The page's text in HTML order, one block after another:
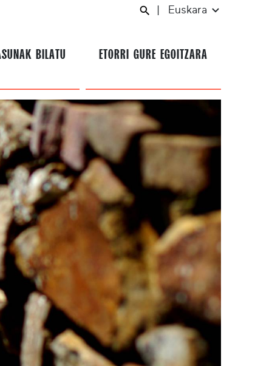
Euskara
BILATU ETORRI GURE EGOITZARA